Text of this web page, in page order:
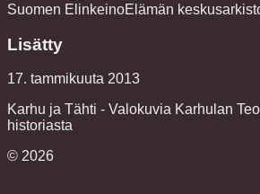
Suomen ElinkeinoElämän
Lisätty
17. tammikuuta 2013
Karhu ja Tähti - Valokuvia Karhulan
historiasta
© 2026